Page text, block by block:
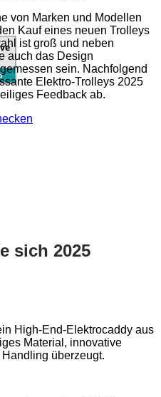
von Marken und Modellen
Kauf eines neuen Trolleys
ist groß und neben
auch das Design
sein. Nachfolgend
Elektro-Trolleys 2025
Feedback ab.
sich 2025
High-End-Elektrocaddy aus
Material, innovative
überzeugt.